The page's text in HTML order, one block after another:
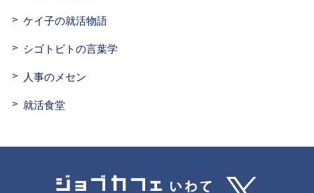
ケイ子の就活物語
シゴトビトの言葉学
人事のメセン
就活食堂